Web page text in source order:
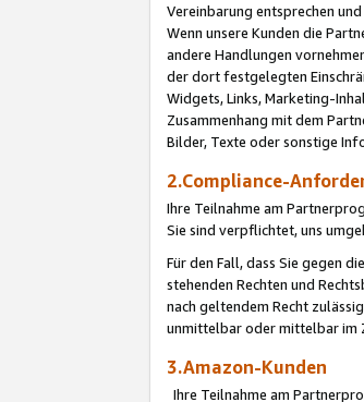
Vereinbarung entsprechen
Wenn unsere Kunden die
andere Handlungen
der dort festgelegten
Widgets, Links, Marketing-
Zusammenhang mit dem
Bilder, Texte oder sonstige
2.Compliance-
Ihre Teilnahme am
Sie sind verpflichtet, uns
Für den Fall, dass Sie gegen
stehenden Rechten und
nach geltendem Recht
unmittelbar oder mittelbar im
3.Amazon-Kunden
Ihre Teilnahme am